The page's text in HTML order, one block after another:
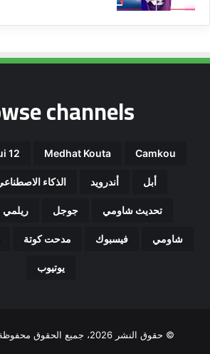
channels
Camkou
Medhat Kouta
12
أبل أندرويد الذكاء
تحديث شاومي جوجل ريلمي
شاومي فيسبوك مدحت كوتة
يوتيوب
© حقوق النشر 2026، جميع الحقوق محفوظة |